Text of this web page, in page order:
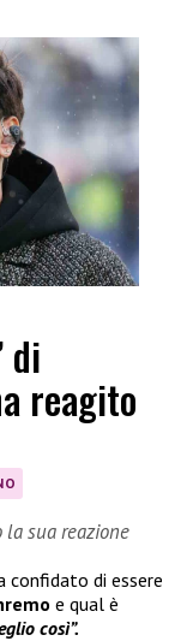
di
reagito
la sua reazione
confidato di essere
e qual è
così”.